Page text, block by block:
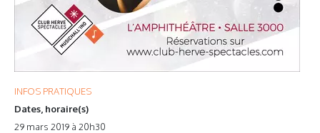
INFOS PRATIQUES
Dates, horaire(s)
29 mars 2019 à 20h30